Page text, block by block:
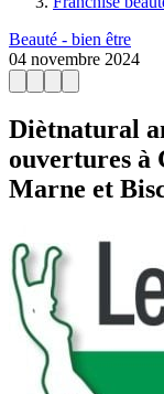
Beauté - bien être
04 novembre 2024
Diètnatural
ouvertures à
Marne et